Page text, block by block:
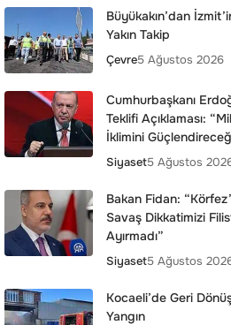
Büyükakın’dan
Yakın Takip
Çevre5 Ağustos 2026
Cumhurbaşkanı
Teklifi Açıklaması:
İklimini
Siyaset5 Ağustos
Bakan Fidan:
Savaş Dikkatimizi
Ayırmadı”
Siyaset5 Ağustos
Kocaeli’de Geri
Yangın